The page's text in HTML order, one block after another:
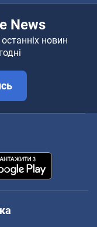
News
новин